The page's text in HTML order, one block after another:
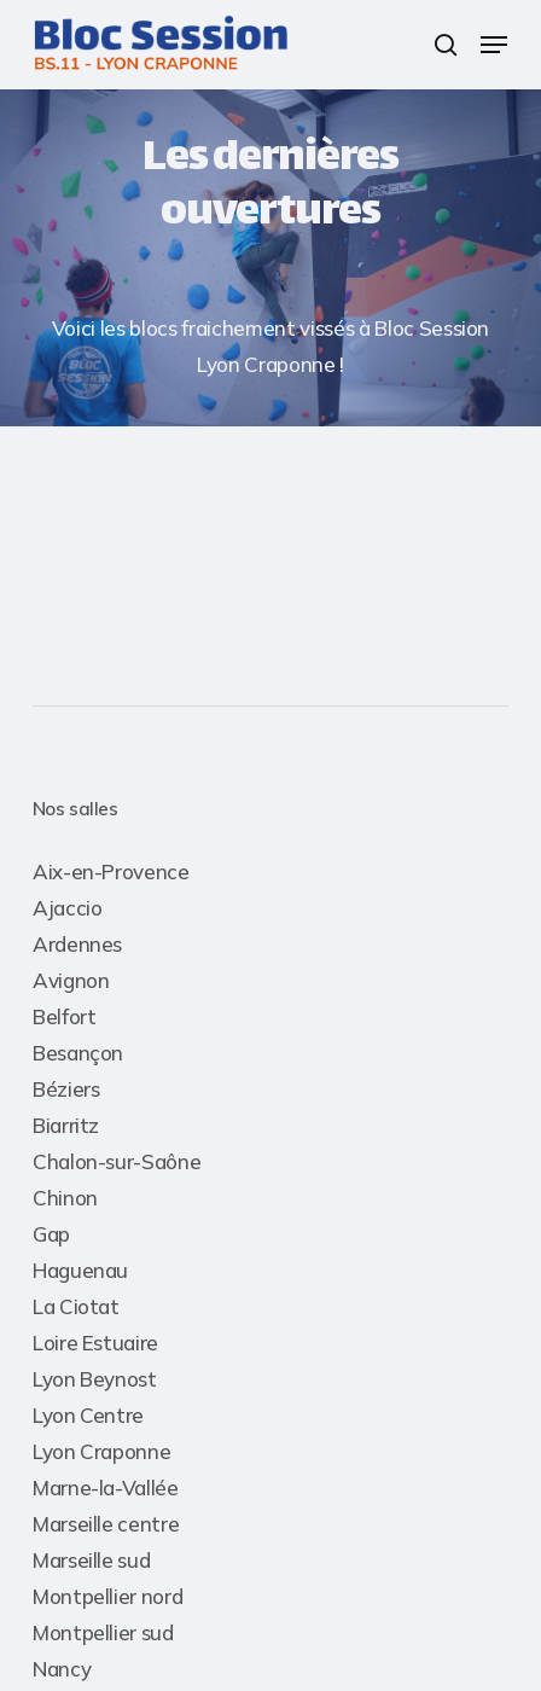
Skip
main
content
search
Menu
Les dernières
ouvertures
Voici les blocs fraichement vissés à Bloc Session
Lyon Craponne !
Nos salles
Aix-en-Provence
Ajaccio
Ardennes
Avignon
Belfort
Besançon
Béziers
Biarritz
Chalon-sur-Saône
Chinon
Gap
Haguenau
La Ciotat
Loire Estuaire
Lyon Beynost
Lyon Centre
Lyon Craponne
Marne-la-Vallée
Marseille centre
Marseille sud
Montpellier nord
Montpellier sud
Nancy